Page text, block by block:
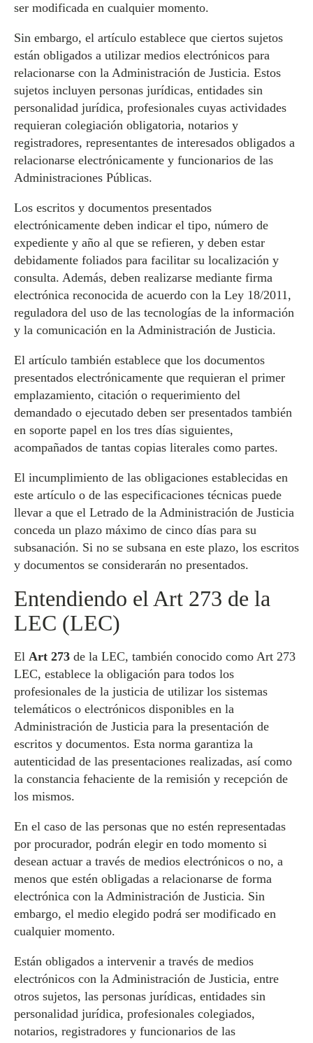
ser modificada en cualquier momento.
Sin embargo, el artículo establece que ciertos sujetos
están obligados a utilizar medios electrónicos para
relacionarse con la Administración de Justicia. Estos
sujetos incluyen personas jurídicas, entidades sin
personalidad jurídica, profesionales cuyas actividades
requieran colegiación obligatoria, notarios y
registradores, representantes de interesados obligados a
relacionarse electrónicamente y funcionarios de las
Administraciones Públicas.
Los escritos y documentos presentados
electrónicamente deben indicar el tipo, número de
expediente y año al que se refieren, y deben estar
debidamente foliados para facilitar su localización y
consulta. Además, deben realizarse mediante firma
electrónica reconocida de acuerdo con la Ley 18/2011,
reguladora del uso de las tecnologías de la información
y la comunicación en la Administración de Justicia.
El artículo también establece que los documentos
presentados electrónicamente que requieran el primer
emplazamiento, citación o requerimiento del
demandado o ejecutado deben ser presentados también
en soporte papel en los tres días siguientes,
acompañados de tantas copias literales como partes.
El incumplimiento de las obligaciones establecidas en
este artículo o de las especificaciones técnicas puede
llevar a que el Letrado de la Administración de Justicia
conceda un plazo máximo de cinco días para su
subsanación. Si no se subsana en este plazo, los escritos
y documentos se considerarán no presentados.
Entendiendo el Art 273 de la
LEC (LEC)
El Art 273 de la LEC, también conocido como Art 273
LEC, establece la obligación para todos los
profesionales de la justicia de utilizar los sistemas
telemáticos o electrónicos disponibles en la
Administración de Justicia para la presentación de
escritos y documentos. Esta norma garantiza la
autenticidad de las presentaciones realizadas, así como
la constancia fehaciente de la remisión y recepción de
los mismos.
En el caso de las personas que no estén representadas
por procurador, podrán elegir en todo momento si
desean actuar a través de medios electrónicos o no, a
menos que estén obligadas a relacionarse de forma
electrónica con la Administración de Justicia. Sin
embargo, el medio elegido podrá ser modificado en
cualquier momento.
Están obligados a intervenir a través de medios
electrónicos con la Administración de Justicia, entre
otros sujetos, las personas jurídicas, entidades sin
personalidad jurídica, profesionales colegiados,
notarios, registradores y funcionarios de las